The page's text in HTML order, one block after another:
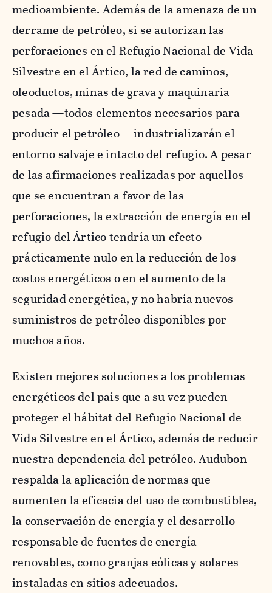
medioambiente. Además de la amenaza de un
derrame de petróleo, si se autorizan las
perforaciones en el Refugio Nacional de Vida
Silvestre en el Ártico, la red de caminos,
oleoductos, minas de grava y maquinaria
pesada —todos elementos necesarios para
producir el petróleo— industrializarán el
entorno salvaje e intacto del refugio. A pesar
de las afirmaciones realizadas por aquellos
que se encuentran a favor de las
perforaciones, la extracción de energía en el
refugio del Ártico tendría un efecto
prácticamente nulo en la reducción de los
costos energéticos o en el aumento de la
seguridad energética, y no habría nuevos
suministros de petróleo disponibles por
muchos años.
Existen mejores soluciones a los problemas
energéticos del país que a su vez pueden
proteger el hábitat del Refugio Nacional de
Vida Silvestre en el Ártico, además de reducir
nuestra dependencia del petróleo. Audubon
respalda la aplicación de normas que
aumenten la eficacia del uso de combustibles,
la conservación de energía y el desarrollo
responsable de fuentes de energía
renovables, como granjas eólicas y solares
instaladas en sitios adecuados.